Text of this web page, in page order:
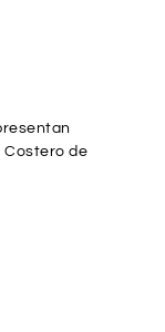
Costero de